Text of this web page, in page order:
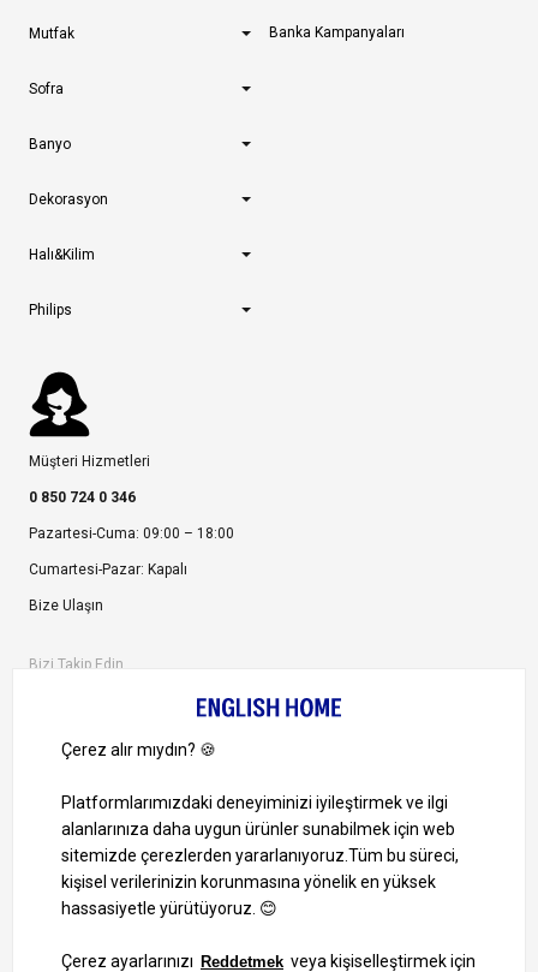
Mutfak
Sofra
Banyo
Dekorasyon
Halı&Kilim
Philips
Banka Kampanyaları
Müşteri Hizmetleri
0 850 724 0 346
Pazartesi-Cuma: 09:00 – 18:00
Cumartesi-Pazar: Kapalı
Bize Ulaşın
Bizi Takip Edin
1000 TL ve Üzeri Alışverişlerinizde Kargo Bedava!